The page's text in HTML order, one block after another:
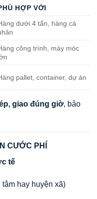
HỢP VỚI
dưới 4 tấn, hàng cá
công trình, máy móc
pallet, container, dự án
giao đúng giờ, bảo
CƯỚC PHÍ
tế
tâm hay huyện xã)